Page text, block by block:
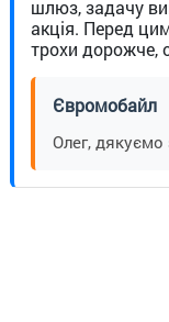
шлюз, задачу
акція. Перед
трохи дорожче,
Євромобайл
Олег, дякуємо